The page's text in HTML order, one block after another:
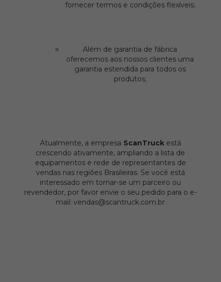
fornecer termos e condições flexíveis;
Além de garantia de fábrica
oferecemos aos nossos clientes uma
garantia estendida para todos os
produtos;
Atualmente, a empresa ScanTruckestá
crescendo ativamente, ampliando a lista de
equipamentos e rede de representantes de
vendas nas regiões Brasileiras. Se você está
interessado em tornar-se um parceiro ou
revendedor, por favor envie o seu pedido para o e-
mail: vendas@scantruck.com.br